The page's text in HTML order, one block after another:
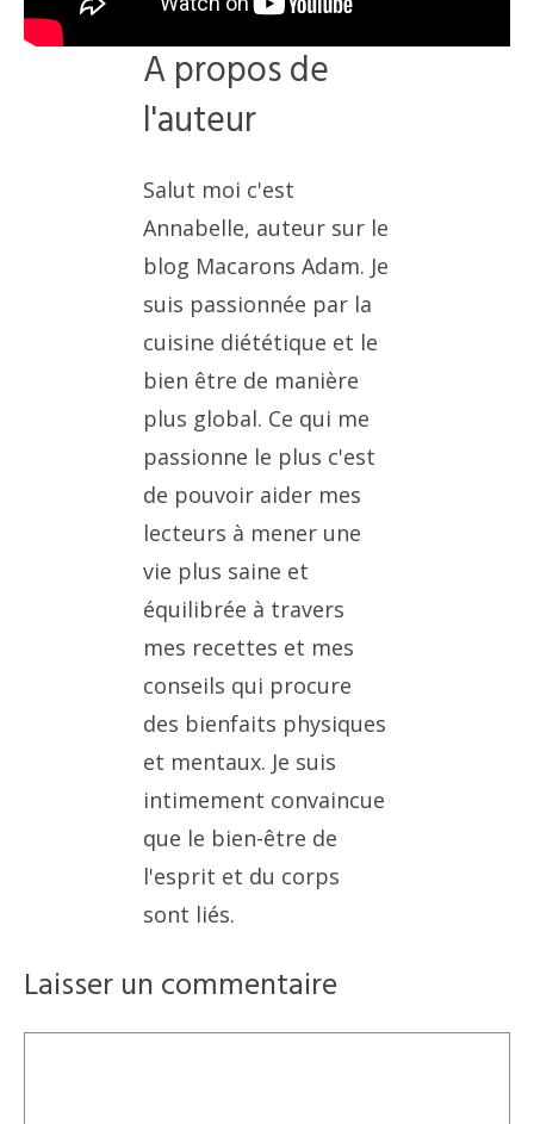
A propos de
l'auteur
Salut moi c'est
Annabelle, auteur sur le
blog Macarons Adam. Je
suis passionnée par la
cuisine diététique et le
bien être de manière
plus global. Ce qui me
passionne le plus c'est
de pouvoir aider mes
lecteurs à mener une
vie plus saine et
équilibrée à travers
mes recettes et mes
conseils qui procure
des bienfaits physiques
et mentaux. Je suis
intimement convaincue
que le bien-être de
l'esprit et du corps
sont liés.
Laisser un commentaire